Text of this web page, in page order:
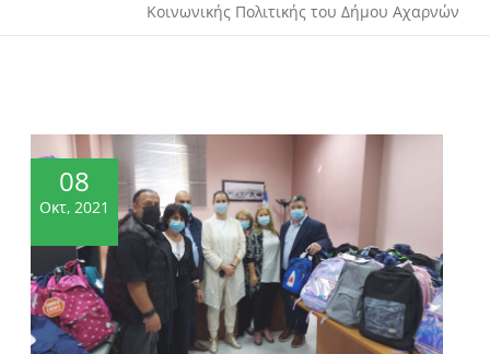
Κοινωνικής Πολιτικής του Δήμου Αχαρνών
08
Οκτ, 2021